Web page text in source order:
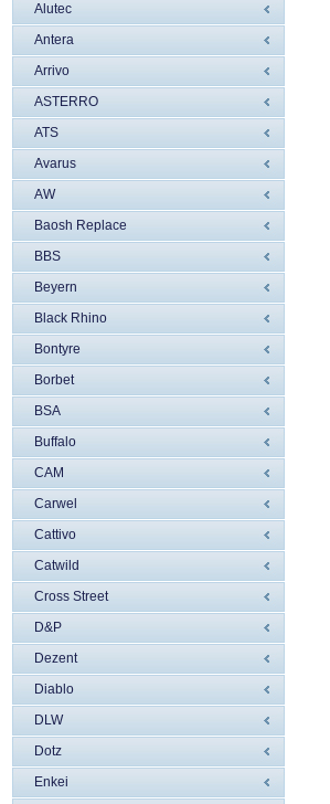
Alutec
Antera
Arrivo
ASTERRO
ATS
Avarus
AW
Baosh Replace
BBS
Beyern
Black Rhino
Bontyre
Borbet
BSA
Buffalo
CAM
Carwel
Cattivo
Catwild
Cross Street
D&P
Dezent
Diablo
DLW
Dotz
Enkei